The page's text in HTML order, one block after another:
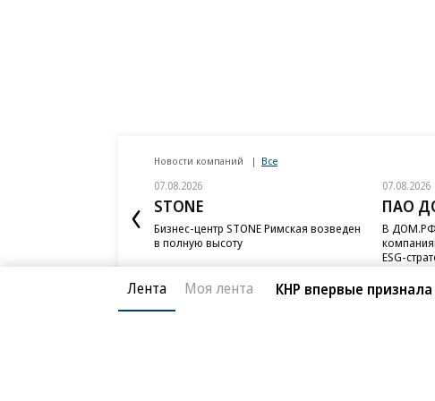
Новости компаний Все
07.08.2026
STONE
Бизнес-центр STONE Римская возведен
в полную высоту
07.08.2026
ПАО
В ДОМ.РФ
ESG-
Лента Моя лента КНР впервые